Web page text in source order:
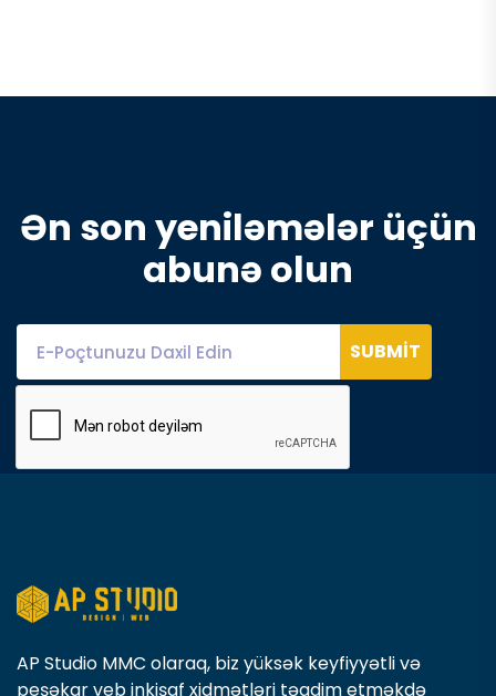
Ən son yeniləmələr üçün
abunə olun
SUBMIT
AP Studio MMC olaraq, biz yüksək keyfiyyətli və
peşəkar veb inkişaf xidmətləri təqdim etməkdə